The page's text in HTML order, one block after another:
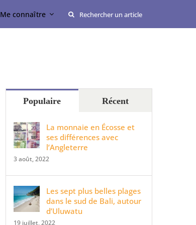
Me connaître Rechercher:
Populaire Récent
La monnaie en Écosse et
ses différences avec
l’Angleterre
3 août, 2022
Les sept plus belles plages
dans le sud de Bali, autour
d’Uluwatu
19 juillet, 2022